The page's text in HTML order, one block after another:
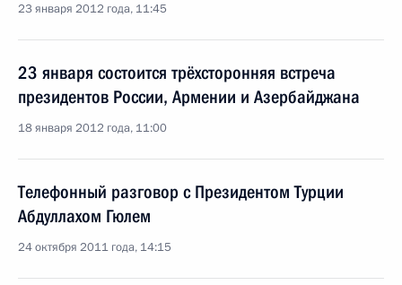
23 января 2012 года, 11:45
23 января состоится трёхсторонняя встреча
президентов России, Армении и Азербайджана
18 января 2012 года, 11:00
Телефонный разговор с Президентом Турции
Абдуллахом Гюлем
24 октября 2011 года, 14:15